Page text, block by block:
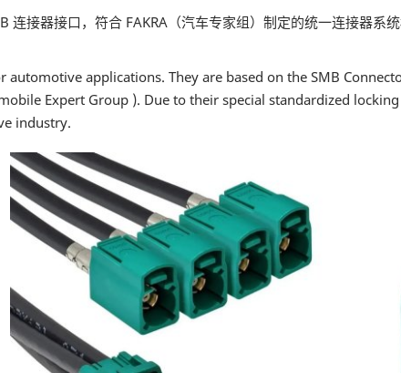
接器接口，符合 FAKRA（汽车专家组）制定的统一连接器系
automotive applications. They are based on the SMB
Expert Group ). Due to their special standardized
industry.